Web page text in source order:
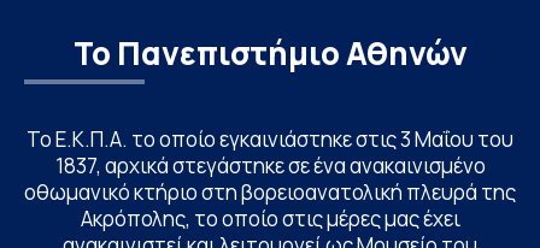
Το Πανεπιστήμιο Αθηνών
Το Ε.Κ.Π.Α. το οποίο εγκαινιάστηκε στις 3 Μαΐου του
1837, αρχικά στεγάστηκε σε ένα ανακαινισμένο
οθωμανικό κτήριο στη βορειοανατολική πλευρά της
Ακρόπολης, το οποίο στις μέρες μας έχει